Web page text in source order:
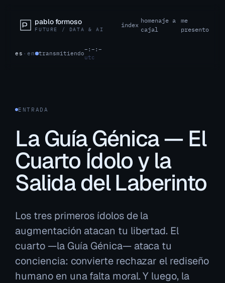
pablo formoso
FUTURE / DATA & AI
index
homenaje a
cajal
me
presento
es ·en transmitiendo
–:–:–
utc
ENTRADA
La Guía Génica — El
Cuarto Ídolo y la
Salida del Laberinto
Los tres primeros ídolos de la
augmentación atacan tu libertad. El
cuarto —la Guía Génica— ataca tu
conciencia: convierte rechazar el rediseño
humano en una falta moral. Y luego, la